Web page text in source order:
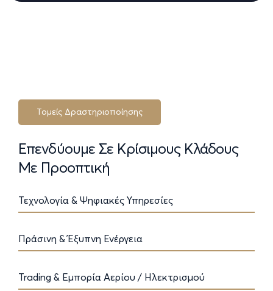
Τομείς Δραστηριοποίησης
Επενδύουμε Σε Κρίσιμους Κλάδους
Με Προοπτική
Τεχνολογία & Ψηφιακές Υπηρεσίες
Πράσινη & Έξυπνη Ενέργεια
Trading & Εμπορία Αερίου / Ηλεκτρισμού